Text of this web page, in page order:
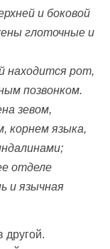
и боковой
глоточные и
находится рот,
позвонком.
зевом,
корнем языка,
отделе
и язычная
другой.